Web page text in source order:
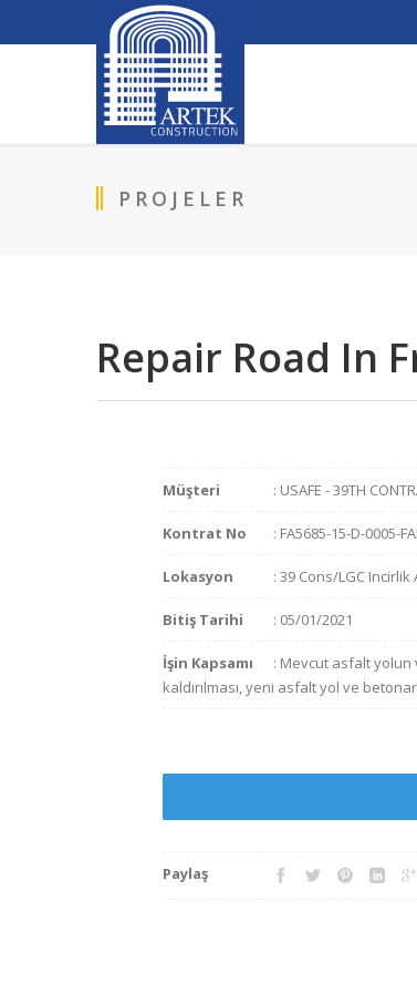
PROJELER
Repair Road In
Müşteri : USAFE - 39TH
Kontrat No : FA5685-15-D-0005-
Lokasyon : 39 Cons/LGC Incirlik
Bitiş Tarihi : 05/01/2021
İşin Kapsamı
: Mevcut asfalt yolun
kaldırılması, yeni asfalt yol ve
Paylaş